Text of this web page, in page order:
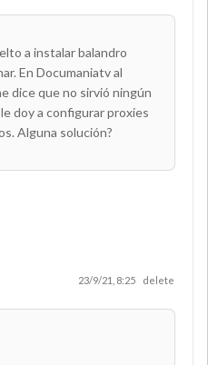
a instalar balandro
En Documaniatv al
dice que no sirvió ningún
doy a configurar proxies
Alguna solución?
23/9/21, 8:25 delete